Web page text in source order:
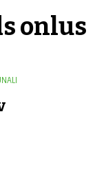
onlus